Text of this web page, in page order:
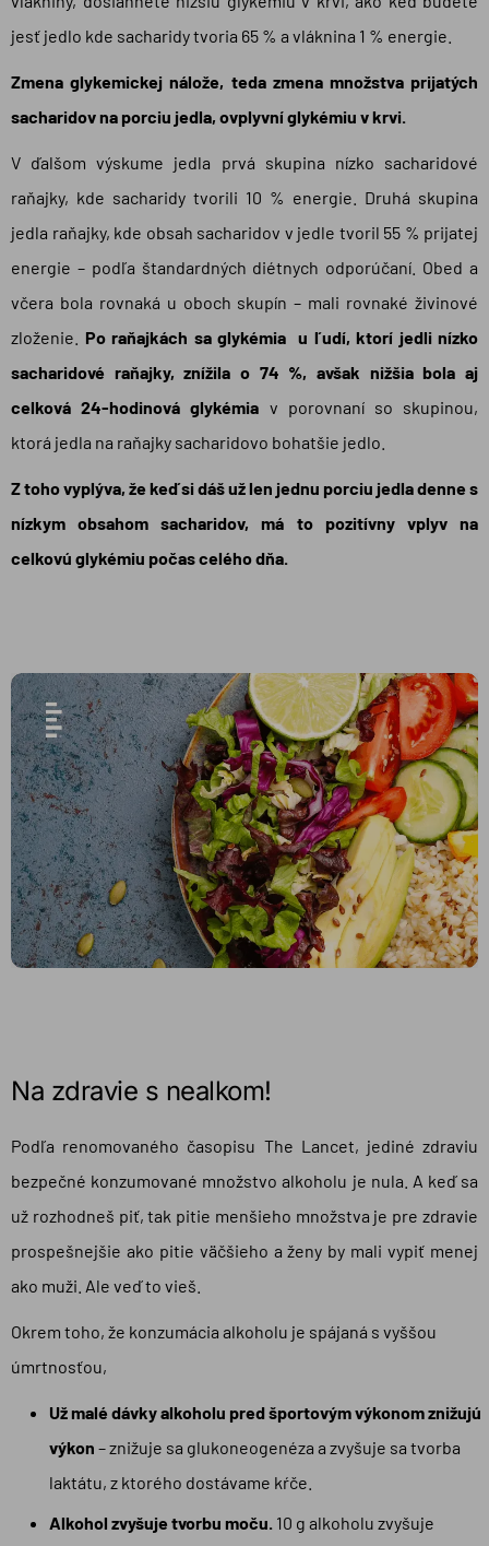
jesť jedlo kde sacharidy tvoria 65 % a vláknina 1 % energie.
Zmena glykemickej nálože, teda zmena množstva prijatých
sacharidov na porciu jedla, ovplyvní glykémiu v krvi.
V ďalšom výskume jedla prvá skupina nízko sacharidové
raňajky, kde sacharidy tvorili 10 % energie. Druhá skupina
jedla raňajky, kde obsah sacharidov v jedle tvoril 55 % prijatej
energie – podľa štandardných diétnych odporúčaní. Obed a
včera bola rovnaká u oboch skupín – mali rovnaké živinové
zloženie. Po raňajkách sa glykémia u ľudí, ktorí jedli nízko
sacharidové raňajky, znížila o 74 %, avšak nižšia bola aj
celková 24-hodinová glykémia v porovnaní so skupinou,
ktorá jedla na raňajky sacharidovo bohatšie jedlo.
Z toho vyplýva, že keď si dáš už len jednu porciu jedla denne s
nízkym obsahom sacharidov, má to pozitívny vplyv na
celkovú glykémiu počas celého dňa.
Na zdravie s nealkom!
Podľa renomovaného časopisu The Lancet, jediné zdraviu
bezpečné konzumované množstvo alkoholu je nula. A keď sa
už rozhodneš piť, tak pitie menšieho množstva je pre zdravie
prospešnejšie ako pitie väčšieho a ženy by mali vypiť menej
ako muži. Ale veď to vieš.
Okrem toho, že konzumácia alkoholu je spájaná s vyššou
úmrtnosťou,
Už malé dávky alkoholu pred športovým výkonom znižujú
výkon – znižuje sa glukoneogenéza a zvyšuje sa tvorba
laktátu, z ktorého dostávame kŕče.
Alkohol zvyšuje tvorbu moču. 10 g alkoholu zvyšuje